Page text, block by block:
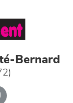
Bernard